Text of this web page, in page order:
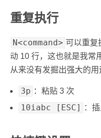
重复执行
N<command> 可以重复
动 10 行，这也就是我常
从来没有发掘出强大的用
3p ：粘贴 3 次
10iabc [ESC] ：